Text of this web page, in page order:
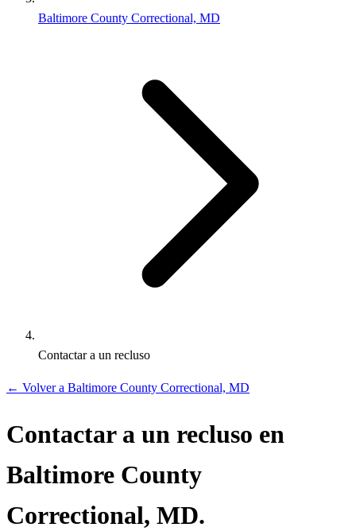
Baltimore County Correctional, MD
Contactar a un recluso
← Volver a Baltimore County Correctional, MD
Contactar a un recluso en
Baltimore County
Correctional, MD.